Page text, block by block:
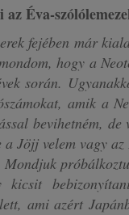
Éva-
fejében már
hogy a
során.
amik a
bevihetném,
Jöjj velem vagy
kicsit
ami azért